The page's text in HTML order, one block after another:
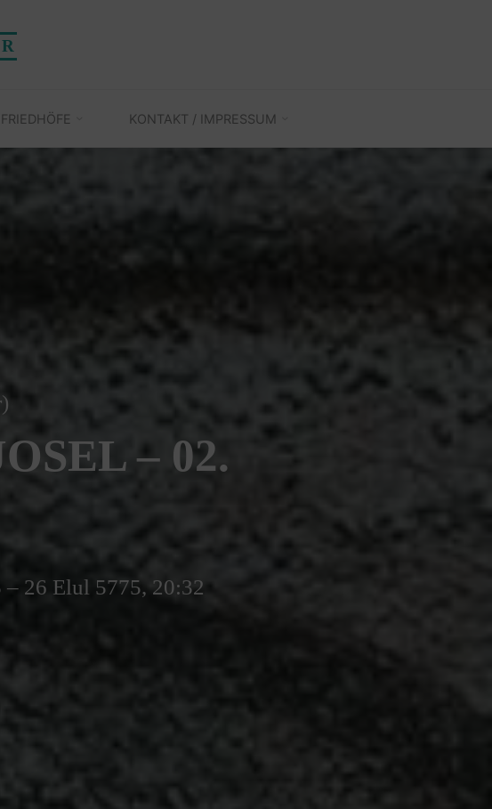
KONTAKT / IMPRESSUM
– 02.
– 26 Elul 5775, 20:32